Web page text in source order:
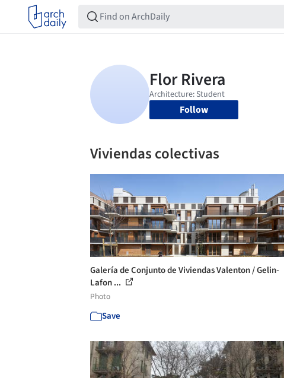
Follow
Viviendas colectivas
Galería de Conjunto de Viviendas Valenton / Gelin-
Lafon ...
Photo
Save